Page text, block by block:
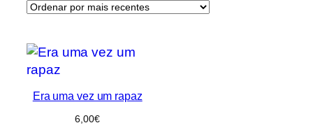
Era uma vez um rapaz
6,00€